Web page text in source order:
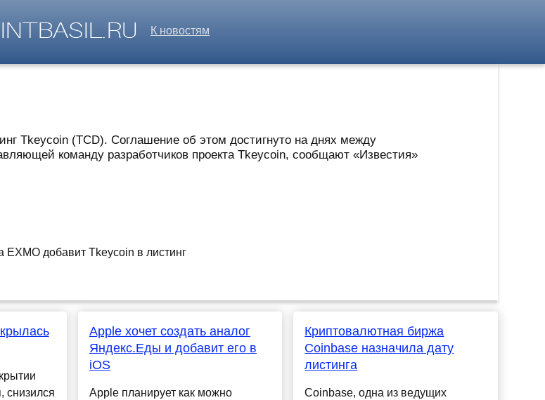
К новостям
Tkeycoin (TCD). Соглашение об этом достигнуто на днях между
команду разработчиков проекта Tkeycoin, сообщают «Известия»
снизился
Apple хочет создать аналог
Яндекс.Еды и добавит его в
iOS
Apple планирует как можно
Криптовалютная биржа
Coinbase назначила дату
листинга
Coinbase, одна из ведущих